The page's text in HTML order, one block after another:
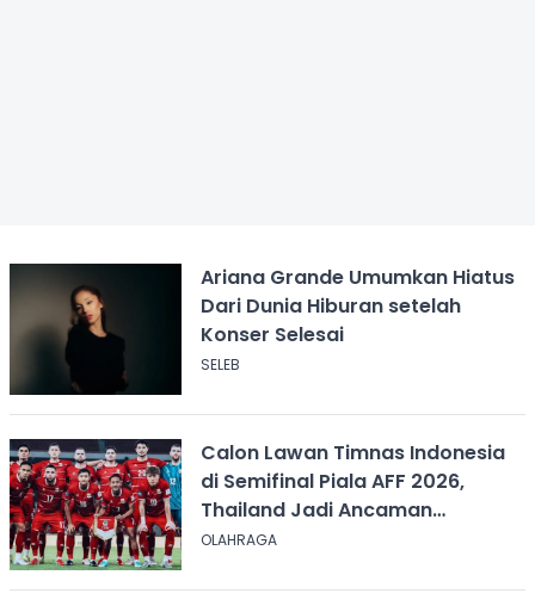
Ariana Grande Umumkan Hiatus
Dari Dunia Hiburan setelah
Konser Selesai
SELEB
Calon Lawan Timnas Indonesia
di Semifinal Piala AFF 2026,
Thailand Jadi Ancaman
Terbesar
OLAHRAGA